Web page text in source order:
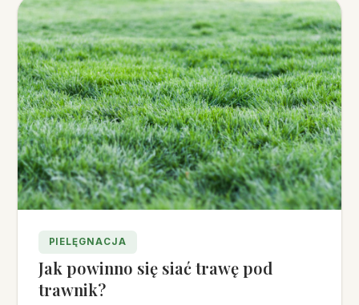
PIELĘGNACJA
Jak powinno się siać trawę pod
trawnik?